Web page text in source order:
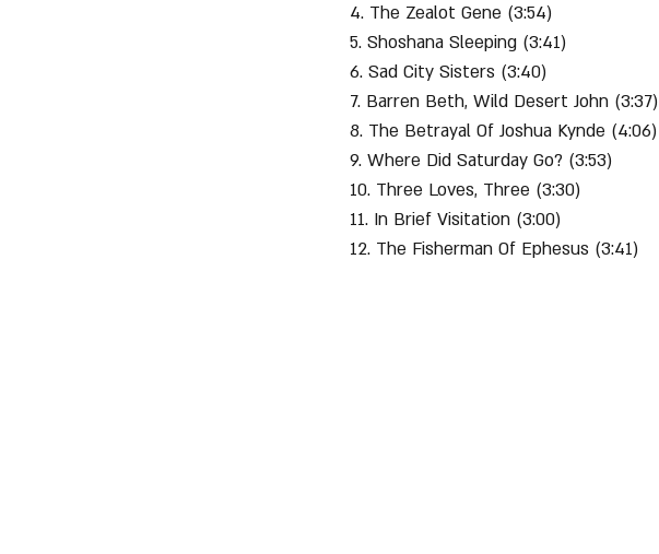
4. The Zealot Gene (3:54)
5. Shoshana Sleeping (3:41)
6. Sad City Sisters (3:40)
7. Barren Beth, Wild Desert John (3:37)
8. The Betrayal Of Joshua Kynde (4:06)
9. Where Did Saturday Go? (3:53)
10. Three Loves, Three (3:30)
11. In Brief Visitation (3:00)
12. The Fisherman Of Ephesus (3:41)